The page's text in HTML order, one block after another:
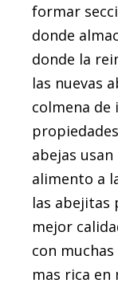
formar
donde
donde la
las nuevas
colmena de
abejas
alimento a
las abejitas
mejor
con
mas rica en